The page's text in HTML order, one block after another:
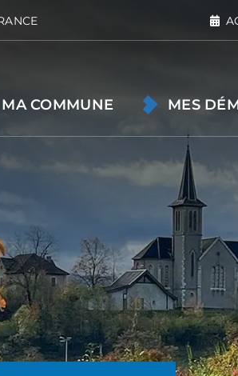
MA COMMUNE MES